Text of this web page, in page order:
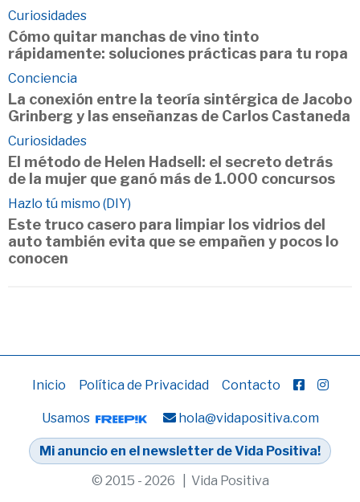
Curiosidades
Cómo quitar manchas de vino tinto
rápidamente: soluciones prácticas para tu ropa
Conciencia
La conexión entre la teoría sintérgica de Jacobo
Grinberg y las enseñanzas de Carlos Castaneda
Curiosidades
El método de Helen Hadsell: el secreto detrás
de la mujer que ganó más de 1.000 concursos
Hazlo tú mismo (DIY)
Este truco casero para limpiar los vidrios del
auto también evita que se empañen y pocos lo
conocen
Inicio Política de Privacidad Contacto
Usamos hola@vidapositiva.com
Mi anuncio en el newsletter de Vida Positiva!
© 2015 - 2026 | Vida Positiva